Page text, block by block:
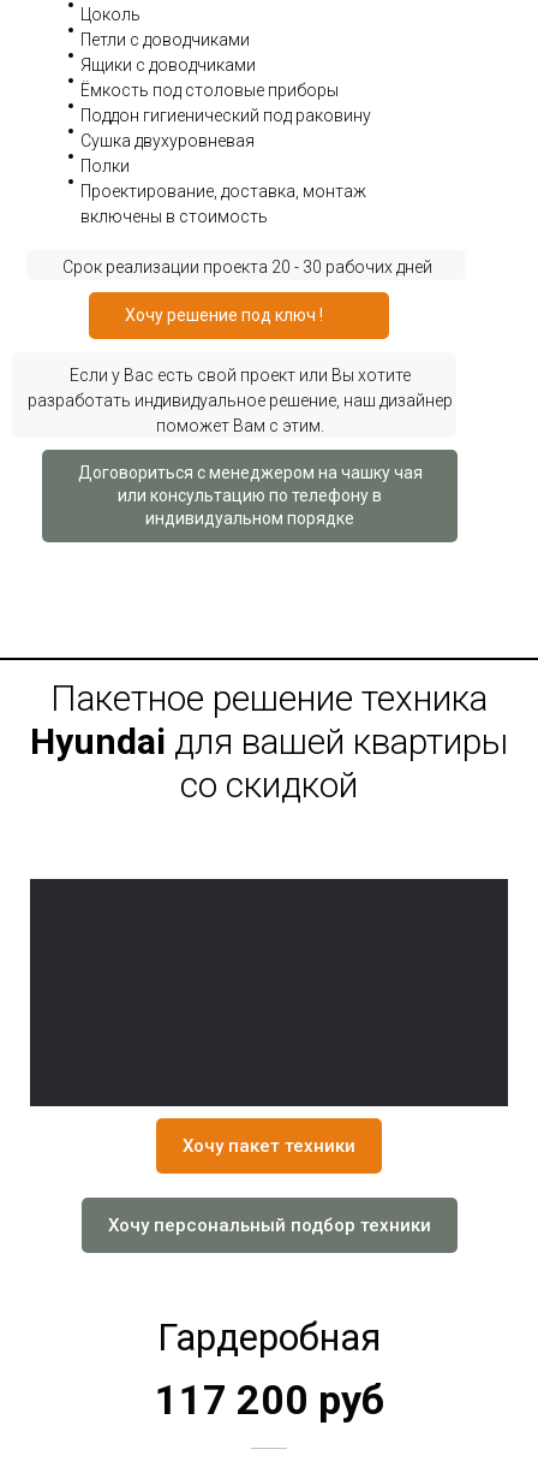
Хочу решение под ключ !
Срок реализации проекта 20 - 30 рабочих дней
Если у Вас есть свой проект или Вы хотите
разработать индивидуальное решение, наш дизайнер
поможет Вам с этим.
Договориться с менеджером на чашку чая
или консультацию по телефону в
индивидуальном порядке
Цоколь
Петли с доводчиками
Ящики с доводчиками
Ёмкость под столовые приборы
Поддон гигиенический под раковину
Сушка двухуровневая
Полки
Проектирование, доставка, монтаж
включены в стоимость
Пакетное решение техника
Hyundai для вашей квартиры
со скидкой
Хочу пакет техники
Хочу персональный подбор техники
Гардеробная
117 200 руб